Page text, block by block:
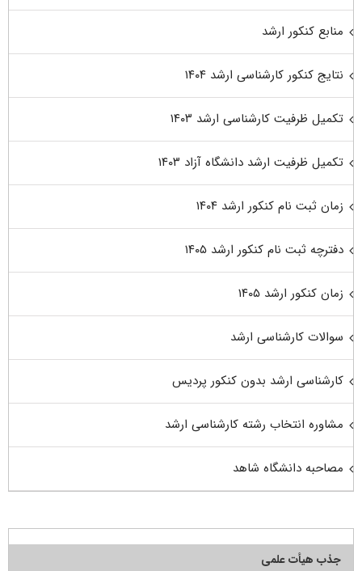
منابع کنکور ارشد
نتایج کنکور کارشناسی ارشد ۱۴۰۴
تکمیل ظرفیت کارشناسی ارشد ۱۴۰۳
تکمیل ظرفیت ارشد دانشگاه آزاد ۱۴۰۳
زمان ثبت نام کنکور ارشد ۱۴۰۴
دفترچه ثبت نام کنکور ارشد ۱۴۰۵
زمان کنکور ارشد ۱۴۰۵
سوالات کارشناسی ارشد
کارشناسی ارشد بدون کنکور پردیس
مشاوره انتخاب رشته کارشناسی ارشد
مصاحبه دانشگاه شاهد
جذب هیأت علمی